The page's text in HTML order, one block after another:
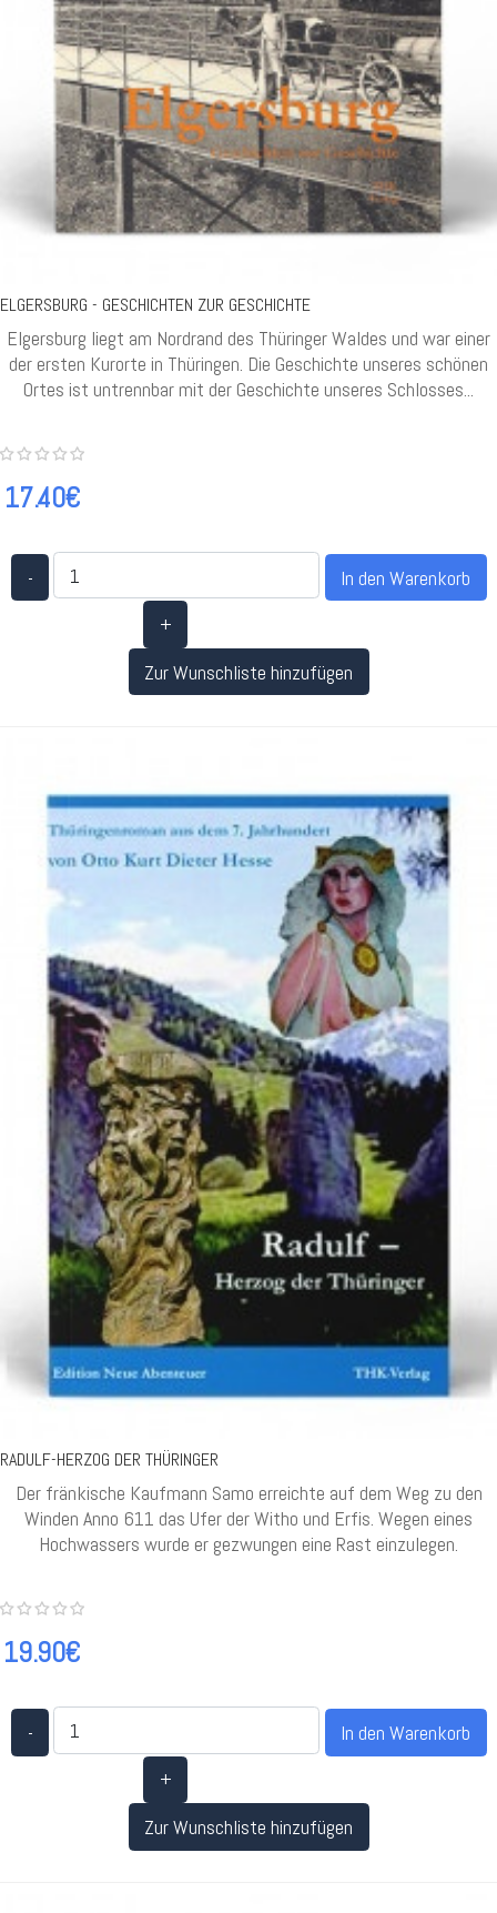
ELGERSBURG - GESCHICHTEN ZUR GESCHICHTE
Elgersburg liegt am Nordrand des Thüringer Waldes und war einer
der ersten Kurorte in Thüringen. Die Geschichte unseres schönen
Ortes ist untrennbar mit der Geschichte unseres Schlosses...
17.40€
-
+
Zur Wunschliste hinzufügen
RADULF-HERZOG DER THÜRINGER
Der fränkische Kaufmann Samo erreichte auf dem Weg zu den
Winden Anno 611 das Ufer der Witho und Erfis. Wegen eines
Hochwassers wurde er gezwungen eine Rast einzulegen.
19.90€
-
+
Zur Wunschliste hinzufügen